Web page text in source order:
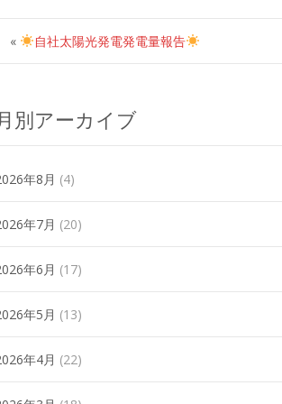
« 自社太陽光発電発電量報告
別アーカイブ
年8月 (4)
年7月 (20)
年6月 (17)
年5月 (13)
年4月 (22)